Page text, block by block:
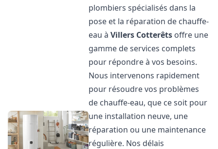
plombiers spécialisés dans la
pose et la réparation de chauffe-
eau àVillers Cotterêts offre une
gamme de services complets
pour répondre à vos besoins.
Nous intervenons rapidement
pour résoudre vos problèmes
de chauffe-eau, que ce soit pour
une installation neuve, une
réparation ou une maintenance
régulière. Nos délais